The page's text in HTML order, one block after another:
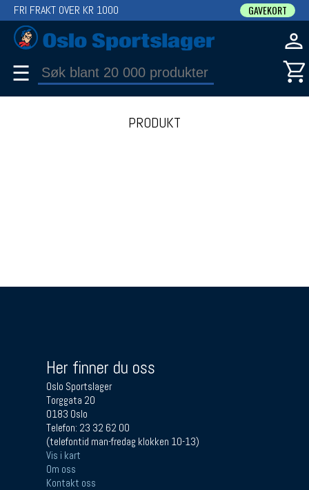
FRI FRAKT OVER KR 1000 GAVEKORT
☰
PRODUKT
Her finner du oss
Oslo Sportslager
Torggata 20
0183 Oslo
Telefon: 23 32 62 00
(telefontid man-fredag klokken 10-13)
Vis i kart
Om oss
Kontakt oss